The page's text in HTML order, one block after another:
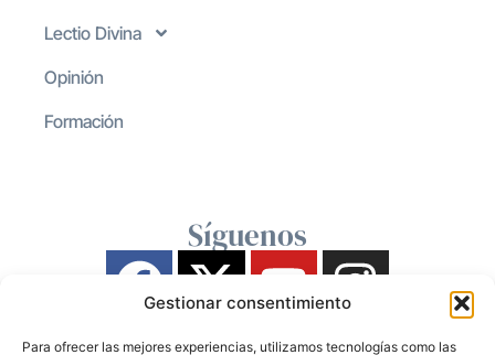
Gestionar consentimiento
Para ofrecer las mejores experiencias, utilizamos tecnologías como las
Lectio Divina
Opinión
Formación
Síguenos